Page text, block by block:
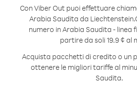
Con Viber Out puoi effettuare
Arabia Saudita da Liechtenstein.
numero in Arabia Saudita - linea
partire da soli 19.9 ¢ al
Acquista pacchetti di credito o un
ottenere le migliori tariffe al
Saudita.